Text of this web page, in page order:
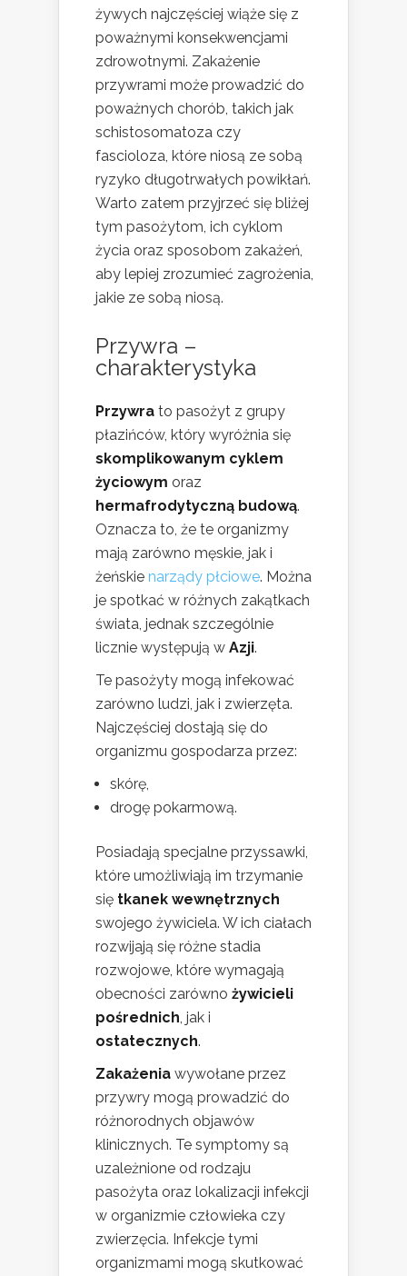
żywych najczęściej wiąże się z
poważnymi konsekwencjami
zdrowotnymi. Zakażenie
przywrami może prowadzić do
poważnych chorób, takich jak
schistosomatoza czy
fascioloza, które niosą ze sobą
ryzyko długotrwałych powikłań.
Warto zatem przyjrzeć się bliżej
tym pasożytom, ich cyklom
życia oraz sposobom zakażeń,
aby lepiej zrozumieć zagrożenia,
jakie ze sobą niosą.
Przywra –
charakterystyka
Przywra to pasożyt z grupy
płazińców, który wyróżnia się
skomplikowanym cyklem
życiowym oraz
hermafrodytyczną budową.
Oznacza to, że te organizmy
mają zarówno męskie, jak i
żeńskie narządy płciowe. Można
je spotkać w różnych zakątkach
świata, jednak szczególnie
licznie występują w Azji.
Te pasożyty mogą infekować
zarówno ludzi, jak i zwierzęta.
Najczęściej dostają się do
organizmu gospodarza przez:
skórę,
drogę pokarmową.
Posiadają specjalne przyssawki,
które umożliwiają im trzymanie
się tkanek wewnętrznych
swojego żywiciela. W ich ciałach
rozwijają się różne stadia
rozwojowe, które wymagają
obecności zarówno żywicieli
pośrednich , jak i
ostatecznych.
Zakażenia wywołane przez
przywry mogą prowadzić do
różnorodnych objawów
klinicznych. Te symptomy są
uzależnione od rodzaju
pasożyta oraz lokalizacji infekcji
w organizmie człowieka czy
zwierzęcia. Infekcje tymi
organizmami mogą skutkować